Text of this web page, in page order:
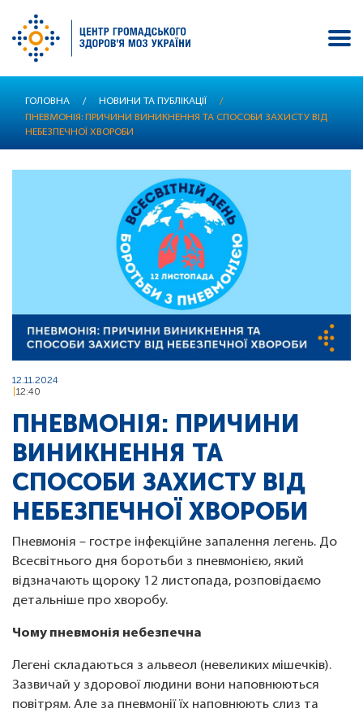
ГОЛОВНА / НОВИНИ ТА ПУБЛІКАЦІЇ
/
ПНЕВМОНІЯ: ПРИЧИНИ ВИНИКНЕННЯ ТА СПОСОБИ ЗАХИСТУ ВІД
НЕБЕЗПЕЧНОЇ ХВОРОБИ
12.11.2024
12:40
ПНЕВМОНІЯ: ПРИЧИНИ
ВИНИКНЕННЯ ТА
СПОСОБИ ЗАХИСТУ ВІД
НЕБЕЗПЕЧНОЇ ХВОРОБИ
Пневмонія – гостре інфекційне запалення легень. До
Всесвітнього дня боротьби з пневмонією, який
відзначають щороку 12 листопада, розповідаємо
детальніше про хворобу.
Чому пневмонія небезпечна
Легені складаються з альвеол (невеликих мішечків).
Зазвичай у здорової людини вони наповнюються
повітрям. Але за пневмонії їх наповнюють слиз та